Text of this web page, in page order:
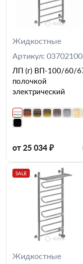
Жидкостные
Артикул:
ЛП (г) ВП-100/60/
полочкой
электрический
от 25 034 ₽
SALE
Жидкостные